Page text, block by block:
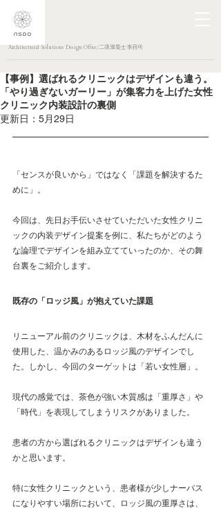
Architectural Solutions Design Office/二級建築士事務所
【事例】選ばれるクリニックはデザインも違う。
「やり過ぎないガーリー」が集客力を上げた女性
クリニック内装設計の裏側
更新日： 5月29日
「センスが良いから」ではなく「課題を解決するた
めに」。
今回は、先日お手伝いさせていただいた女性クリニ
ックの内装デザイン提案を例に、私たちがどのよう
な論理でデザインを組み立てていったのか、その舞
台裏をご紹介します。
既存の「ロッジ風」が抱えていた課題
リニューアル前のクリニックは、木材をふんだんに
使用した、温かみのあるロッジ風のデザインでし
た。しかし、今回のターゲットは「若い女性層」。
現代の感覚では、茶色が強い木質感は「重厚さ」や
「時代」を表現してしまうリスクがありました。
患者の方から選ばれるクリニックはデザインも違う
かと思います。
特に女性クリニックという、患者様が少しナーバス
になりやすい場所において、ロッジ風の重厚さは、